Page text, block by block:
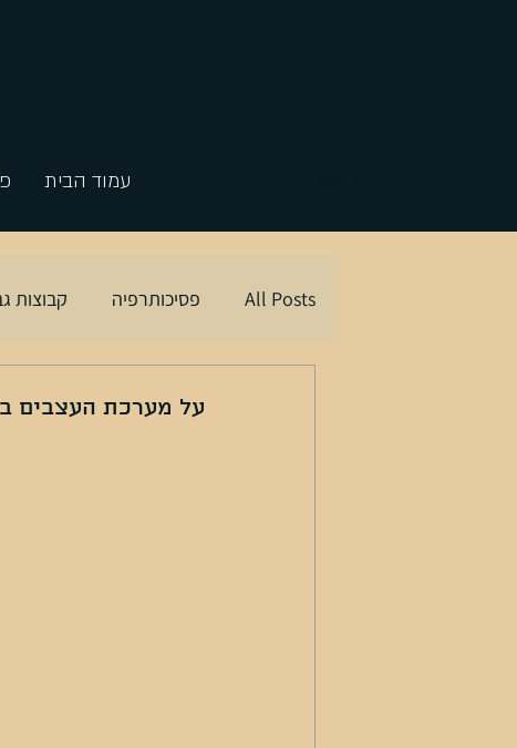
עמוד הבית
All Posts פסיכותרפיה קבוצות
על מערכת העצבים